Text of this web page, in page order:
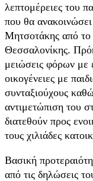
λεπτομέρειες του
που θα
Μητσοτάκης από το
Θεσσαλονίκης.
μειώσεις φόρων με
οικογένειες με
συνταξιούχους
αντιμετώπιση του
διατεθούν προς
τους χιλιάδες
Βασική
από τις δηλώσεις